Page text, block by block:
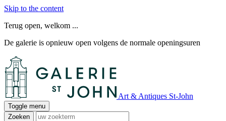
Skip to the content
Terug open, welkom ...
De galerie is opnieuw open volgens de normale openingsuren
Art & Antiques St-John
Toggle menu
Zoeken